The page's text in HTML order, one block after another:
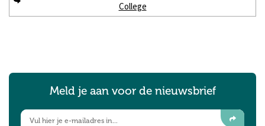
College
Meld je aan voor de nieuwsbrief